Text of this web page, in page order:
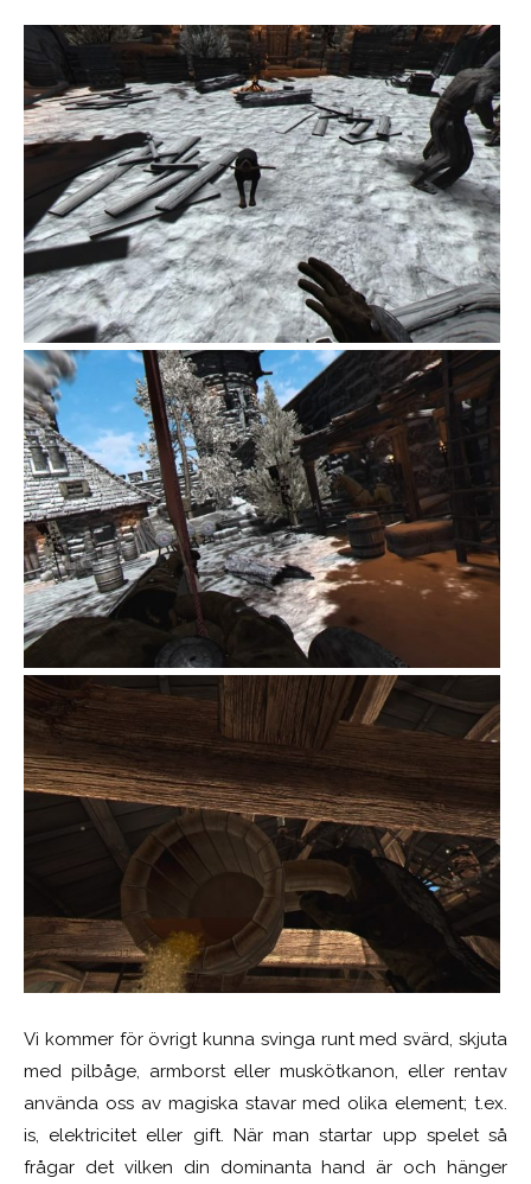
Vi kommer för övrigt kunna svinga runt med svärd, skjuta
med pilbåge, armborst eller muskötkanon, eller rentav
använda oss av magiska stavar med olika element; t.ex.
is, elektricitet eller gift. När man startar upp spelet så
frågar det vilken din dominanta hand är och hänger